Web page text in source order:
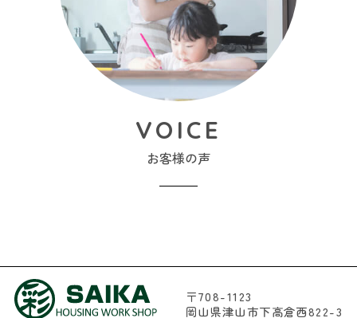
VOICE
お客様の声
〒708-1123
岡山県津山市下高倉西822-3